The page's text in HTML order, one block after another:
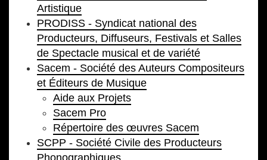
Artistique
PRODISS - Syndicat national des
Producteurs, Diffuseurs, Festivals et Salles
de Spectacle musical et de variété
Sacem - Société des Auteurs Compositeurs
et Éditeurs de Musique
Aide aux Projets
Sacem Pro
Répertoire des œuvres Sacem
SCPP - Société Civile des Producteurs
Phonographiques